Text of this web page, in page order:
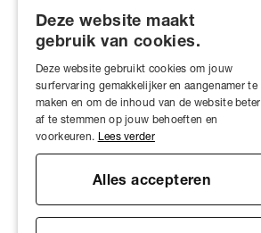
Deze website maakt
gebruik van cookies.
Deze website gebruikt cookies om jouw
surfervaring gemakkelijker en aangenamer te
maken en om de inhoud van de website beter
af te stemmen op jouw behoeften en
voorkeuren. Lees verder
Alles accepteren